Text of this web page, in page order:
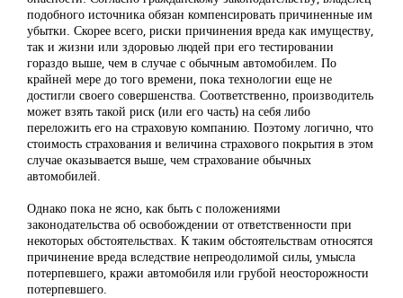
подобного источника обязан компенсировать причиненные им
убытки. Скорее всего, риски причинения вреда как имуществу,
так и жизни или здоровью людей при его тестировании
гораздо выше, чем в случае с обычным автомобилем. По
крайней мере до того времени, пока технологии еще не
достигли своего совершенства. Соответственно, производитель
может взять такой риск (или его часть) на себя либо
переложить его на страховую компанию. Поэтому логично, что
стоимость страхования и величина страхового покрытия в этом
случае оказывается выше, чем страхование обычных
автомобилей.
Однако пока не ясно, как быть с положениями
законодательства об освобождении от ответственности при
некоторых обстоятельствах. К таким обстоятельствам относятся
причинение вреда вследствие непреодолимой силы, умысла
потерпевшего, кражи автомобиля или грубой неосторожности
потерпевшего.